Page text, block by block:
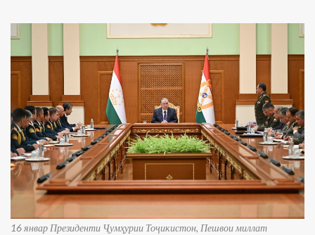
16 январ Президенти Ҷумҳурии Тоҷикистон, Пешвои миллат